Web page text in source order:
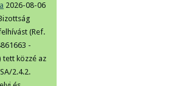
2026-08-06
(Ref.
-
tett közzé az
2.4.2.